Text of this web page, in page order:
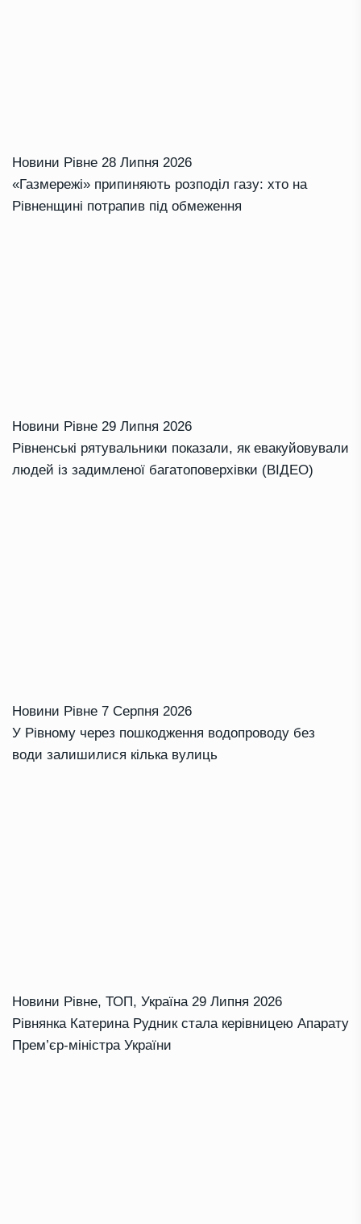
Новини Рівне 28 Липня 2026
«Газмережі» припиняють розподіл газу: хто на
Рівненщині потрапив під обмеження
Новини Рівне 29 Липня 2026
Рівненські рятувальники показали, як евакуйовували
людей із задимленої багатоповерхівки (ВІДЕО)
Новини Рівне 7 Серпня 2026
У Рівному через пошкодження водопроводу без
води залишилися кілька вулиць
Новини Рівне, ТОП, Україна 29 Липня 2026
Рівнянка Катерина Рудник стала керівницею Апарату
Прем’єр-міністра України